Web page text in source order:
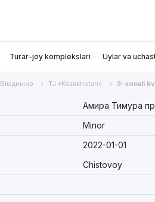
Turar-joy komplekslari Uylar va
Владимир TJ «Kazakhstan» 3-xonali
Амира Тимура
Minor
2022-01-01
Chistovoy